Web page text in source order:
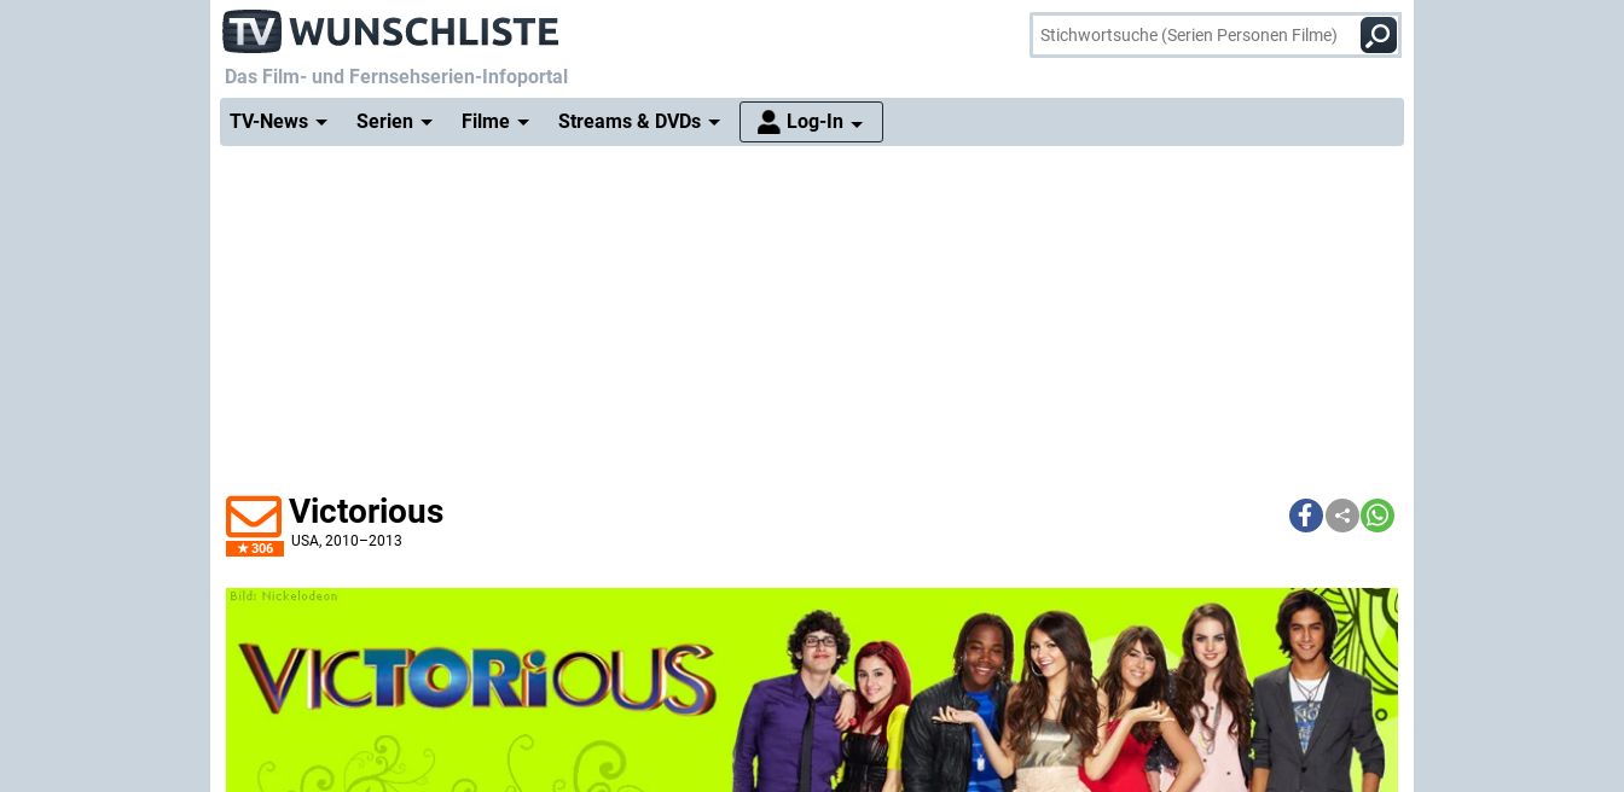
Das Film- und Fernsehserien-Infoportal
TV-News
Serien Filme Streams & DVDs Log-In
306
Victorious
USA, 2010–2013